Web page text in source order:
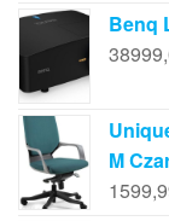
Benq
M